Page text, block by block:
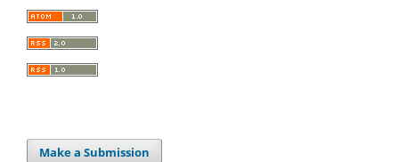
Make a Submission